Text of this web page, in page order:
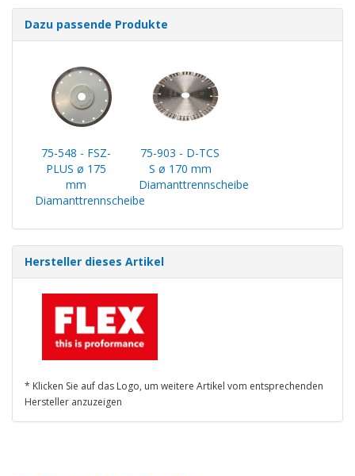
Dazu passende Produkte
75-548 - FSZ-
PLUS ø 175
mm
Diamanttrennscheibe
75-903 - D-TCS
S ø 170 mm
Diamanttrennscheibe
Hersteller dieses Artikel
* Klicken Sie auf das Logo, um weitere Artikel vom entsprechenden
Hersteller anzuzeigen